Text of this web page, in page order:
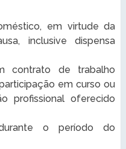
em virtude da
inclusive dispensa
contrato de trabalho
em curso ou
profissional oferecido
o período do